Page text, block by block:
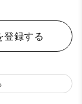
登録する